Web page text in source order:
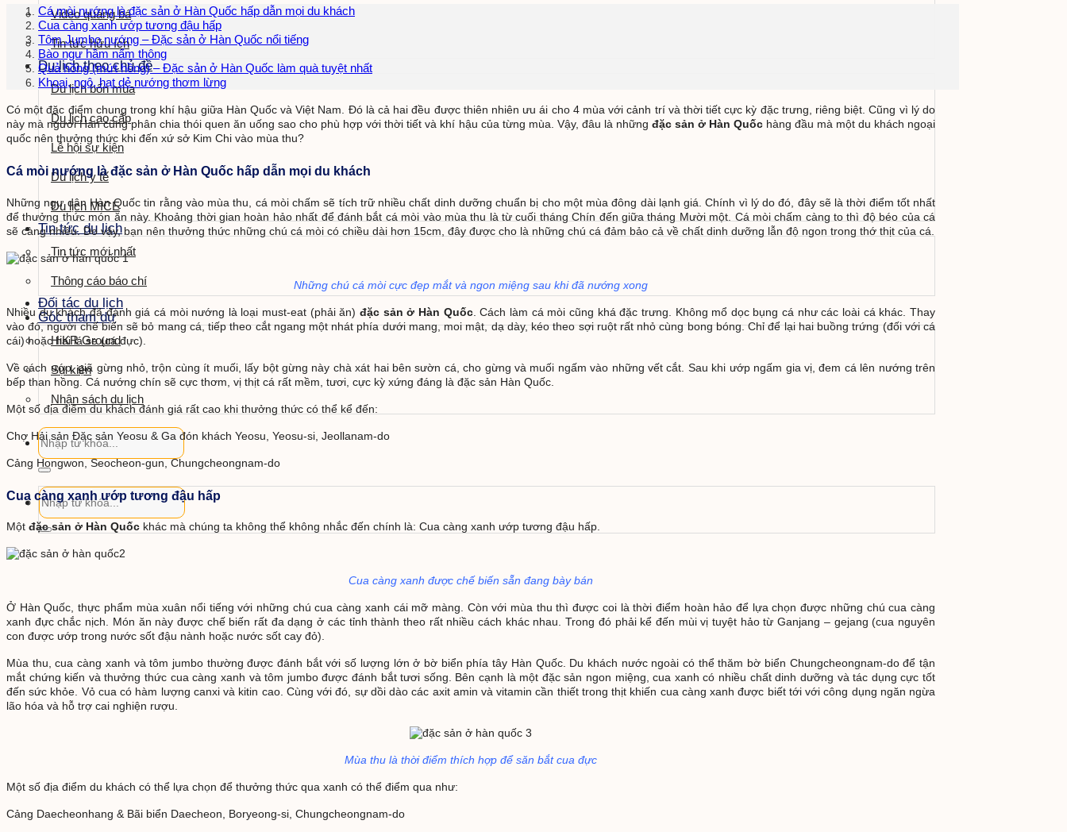
Video quảng bá
Tin tức hữu ích
Du lịch theo chủ đề
Du lịch bốn mùa
Du lịch cao cấp
Lễ hội sự kiện
Du lịch y tế
Du lịch MICE
Tin tức du lịch
Tin tức mới nhất
Thông cáo báo chí
Đối tác du lịch
Góc tham dự
HiKR Ground
Sự kiện
Nhận sách du lịch
Cá mòi nướng là đặc sản ở Hàn Quốc hấp dẫn mọi du khách
Cua càng xanh ướp tương đậu hấp
Tôm Jumbo nướng – Đặc sản ở Hàn Quốc nổi tiếng
Bào ngư hầm nấm thông
Quả hồng (mứt hồng) – Đặc sản ở Hàn Quốc làm quà tuyệt nhất
Khoai, ngô, hạt dẻ nướng thơm lừng
Có một đặc điểm chung trong khí hậu giữa Hàn Quốc và Việt Nam. Đó là cả hai đều được thiên nhiên ưu ái cho 4 mùa với cảnh trí và thời tiết cực kỳ đặc trưng, riêng biệt. Cũng vì lý do
này mà người Hàn cũng phân chia thói quen ăn uống sao cho phù hợp với thời tiết và khí hậu của từng mùa. Vậy, đâu là những đặc sản ở Hàn Quốchàng đầu mà một du khách ngoại
quốc nên thưởng thức khi đến xứ sở Kim Chi vào mùa thu?
Cá mòi nướng là đặc sản ở Hàn Quốc hấp dẫn mọi du khách
Những ngư dân Hàn Quốc tin rằng vào mùa thu, cá mòi chấm sẽ tích trữ nhiều chất dinh dưỡng chuẩn bị cho một mùa đông dài lạnh giá. Chính vì lý do đó, đây sẽ là thời điểm tốt nhất
để thưởng thức món ăn này. Khoảng thời gian hoàn hảo nhất để đánh bắt cá mòi vào mùa thu là từ cuối tháng Chín đến giữa tháng Mười một. Cá mòi chấm càng to thì độ béo của cá
sẽ càng nhiều. Do vậy, bạn nên thưởng thức những chú cá mòi có chiều dài hơn 15cm, đây được cho là những chú cá đảm bảo cả về chất dinh dưỡng lẫn độ ngon trong thớ thịt của cá.
Những chú cá mòi cực đẹp mắt và ngon miệng sau khi đã nướng xong
Nhiều du khách đã đánh giá cá mòi nướng là loại must-eat (phải ăn)đặc sản ở Hàn Quốc. Cách làm cá mòi cũng khá đặc trưng. Không mổ dọc bụng cá như các loài cá khác. Thay
vào đó, người chế biến sẽ bỏ mang cá, tiếp theo cắt ngang một nhát phía dưới mang, moi mật, dạ dày, kéo theo sợi ruột rất nhỏ cùng bong bóng. Chỉ để lại hai buồng trứng (đối với cá
cái) hoặc hai lá sẹ (cá đực).
Về cách ướp, giã gừng nhỏ, trộn cùng ít muối, lấy bột gừng này chà xát hai bên sườn cá, cho gừng và muối ngấm vào những vết cắt. Sau khi ướp ngấm gia vị, đem cá lên nướng trên
bếp than hồng. Cá nướng chín sẽ cực thơm, vị thịt cá rất mềm, tươi, cực kỳ xứng đáng là đặc sản Hàn Quốc.
Một số địa điểm du khách đánh giá rất cao khi thưởng thức có thể kể đến:
Chợ Hải sản Đặc sản Yeosu & Ga đón khách Yeosu, Yeosu-si, Jeollanam-do
Cảng Hongwon, Seocheon-gun, Chungcheongnam-do
Cua càng xanh ướp tương đậu hấp
Một đặc sản ở Hàn Quốc khác mà chúng ta không thể không nhắc đến chính là: Cua càng xanh ướp tương đậu hấp.
Cua càng xanh được chế biến sẵn đang bày bán
Ở Hàn Quốc, thực phẩm mùa xuân nổi tiếng với những chú cua càng xanh cái mỡ màng. Còn với mùa thu thì được coi là thời điểm hoàn hảo để lựa chọn được những chú cua càng
xanh đực chắc nịch. Món ăn này được chế biến rất đa dạng ở các tỉnh thành theo rất nhiều cách khác nhau. Trong đó phải kể đến mùi vị tuyệt hảo từ Ganjang – gejang (cua nguyên
con được ướp trong nước sốt đậu nành hoặc nước sốt cay đỏ).
Mùa thu, cua càng xanh và tôm jumbo thường được đánh bắt với số lượng lớn ở bờ biển phía tây Hàn Quốc. Du khách nước ngoài có thể thăm bờ biển Chungcheongnam-do để tận
mắt chứng kiến và thưởng thức cua càng xanh và tôm jumbo được đánh bắt tươi sống. Bên cạnh là một đặc sản ngon miệng, cua xanh có nhiều chất dinh dưỡng và tác dụng cực tốt
đến sức khỏe. Vỏ cua có hàm lượng canxi và kitin cao. Cùng với đó, sự dồi dào các axit amin và vitamin cần thiết trong thịt khiến cua càng xanh được biết tới với công dụng ngăn ngừa
lão hóa và hỗ trợ cai nghiện rượu.
Mùa thu là thời điểm thích hợp để săn bắt cua đực
Một số địa điểm du khách có thể lựa chọn để thưởng thức qua xanh có thể điểm qua như:
Cảng Daecheonhang & Bãi biển Daecheon, Boryeong-si, Chungcheongnam-do